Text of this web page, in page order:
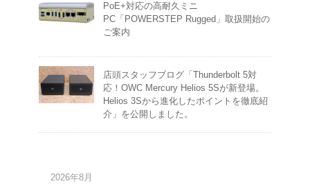
PoE+対応の高耐久ミニ
PC「POWERSTEP Rugged」取扱開始の
ご案内
店頭スタッフブログ「Thunderbolt 5対
応！OWC Mercury Helios 5Sが新登場。
Helios 3Sから進化したポイントを徹底紹
介」を公開しました。
2026年8月